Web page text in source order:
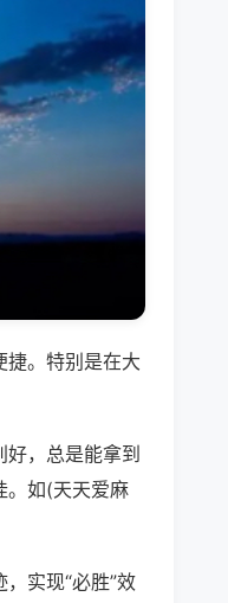
捷。特别是在大
好，总是能拿到
。如(天天爱麻
实现“必胜”效